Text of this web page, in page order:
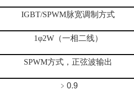
IGBT/SPWM脉宽调制方式
1φ2W（一相二线）
SPWM方式，正弦波输出
﹥ 0.9